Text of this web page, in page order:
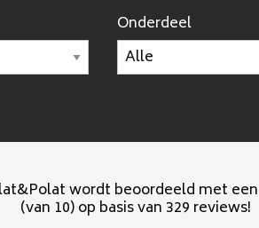
Onderdeel
wordt beoordeeld met een
(van 10) op basis van 329 reviews!